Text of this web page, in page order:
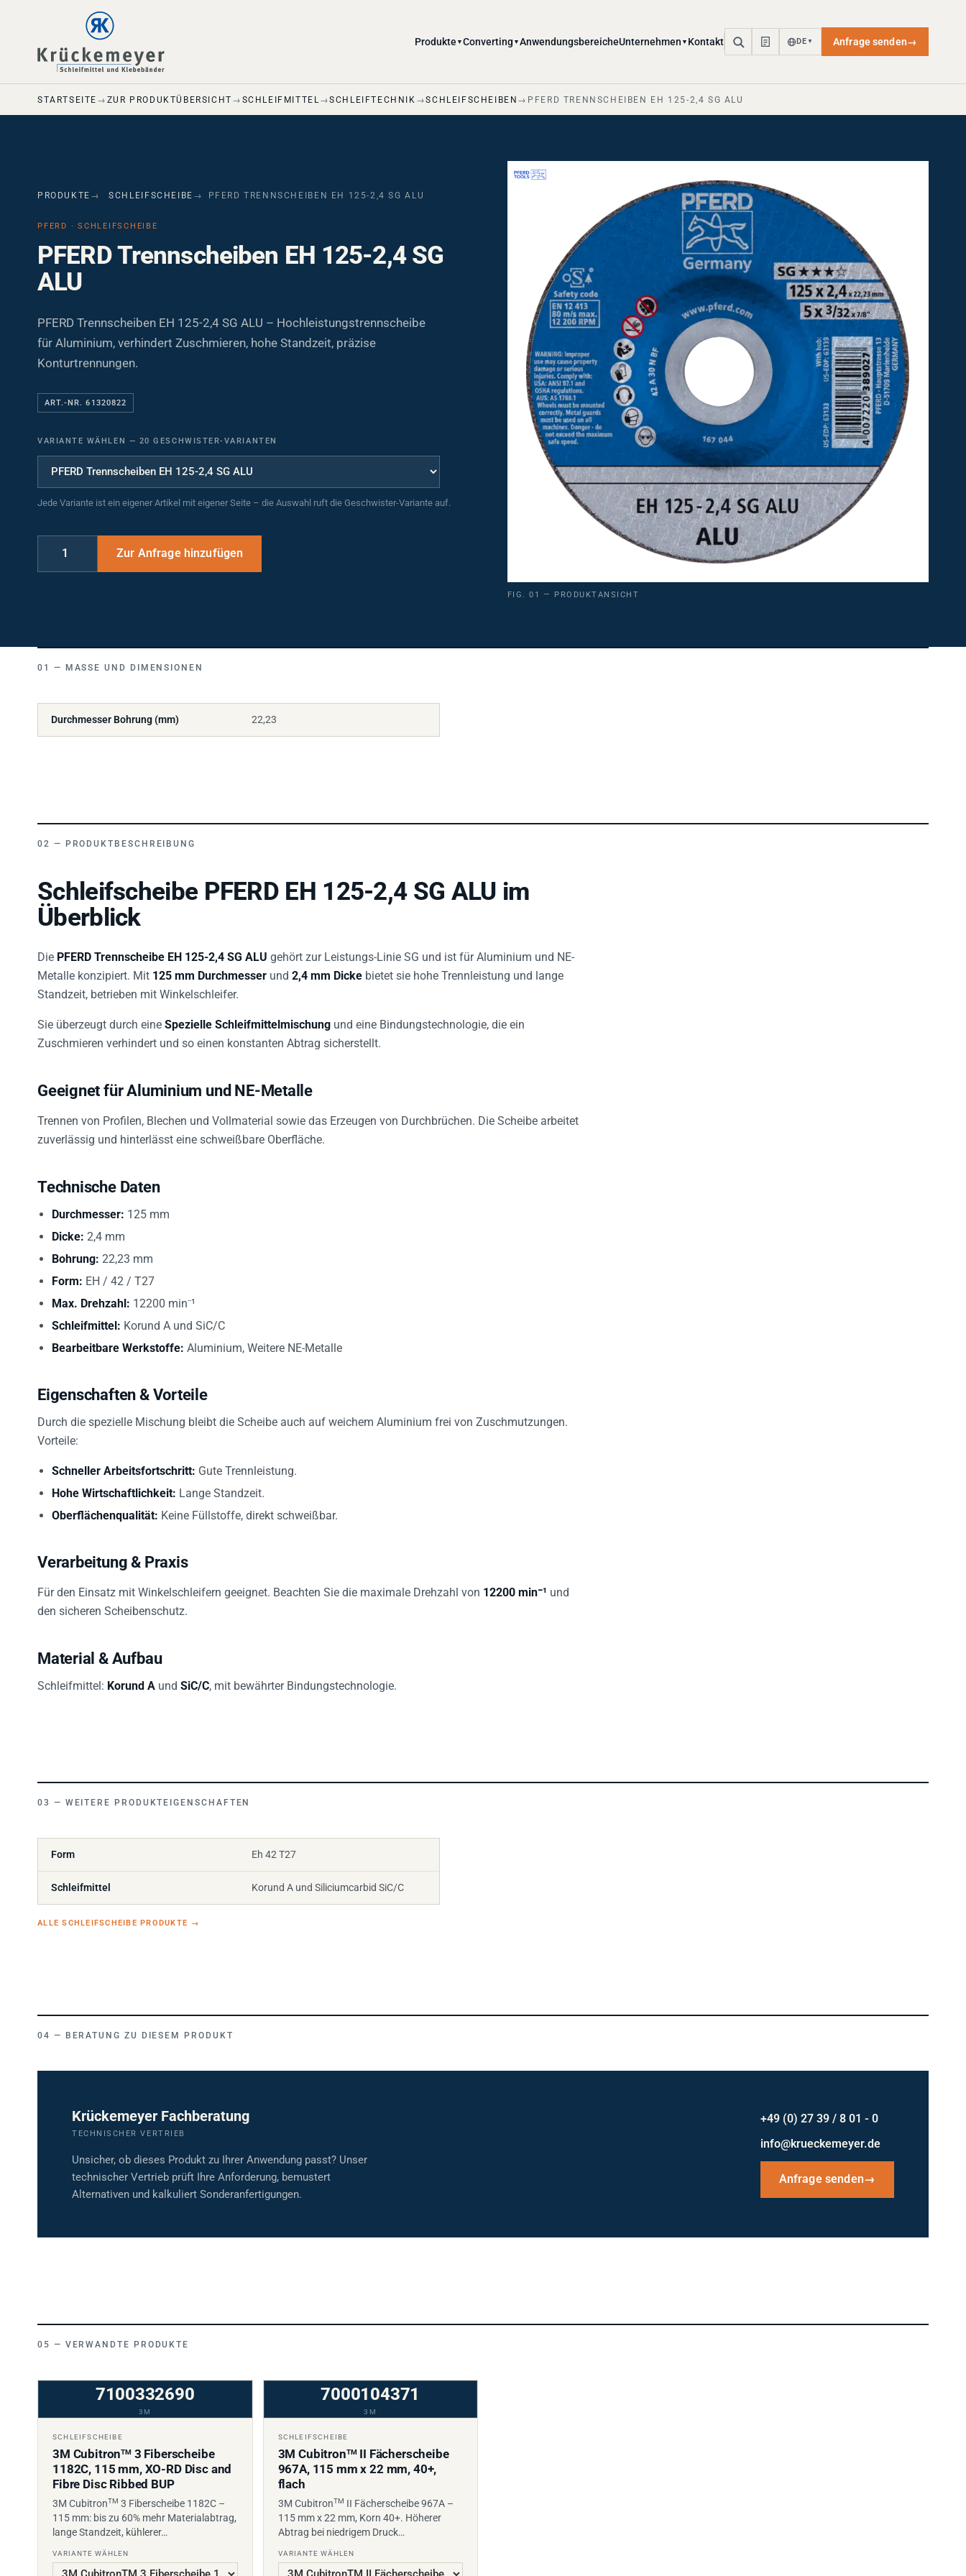
Skip to main navigation
Skip to main content
Skip to page footer
Produkte ▼Converting ▼ AnwendungsbereicheUnternehmen ▼ Kontakt DE ▼ Anfrage senden→
STARTSEITE ZUR PRODUKTÜBERSICHT SCHLEIFMITTEL SCHLEIFTECHNIK SCHLEIFSCHEIBEN PFERD TRENNSCHEIBEN EH 125-2,4 SG ALU
PRODUKTE SCHLEIFSCHEIBE PFERD TRENNSCHEIBEN EH 125-2,4 SG ALU
PFERD · SCHLEIFSCHEIBE
PFERD Trennscheiben EH 125-2,4 SG
ALU
PFERD Trennscheiben EH 125-2,4 SG ALU – Hochleistungstrennscheibe
für Aluminium, verhindert Zuschmieren, hohe Standzeit, präzise
Konturtrennungen.
ART.-NR. 61320822
VARIANTE WÄHLEN — 20 GESCHWISTER-VARIANTEN
Jede Variante ist ein eigener Artikel mit eigener Seite – die Auswahl ruft die Geschwister-Variante auf.
FIG. 01 — PRODUKTANSICHT
MASSE UND DIMENSIONEN
Durchmesser Bohrung (mm) 22,23
PRODUKTBESCHREIBUNG
Schleifscheibe PFERD EH 125-2,4 SG ALU im
Überblick
Die PFERD Trennscheibe EH 125-2,4 SG ALU gehört zur Leistungs-Linie SG und ist für Aluminium und NE-
Metalle konzipiert. Mit 125 mm Durchmesser und 2,4 mm Dicke bietet sie hohe Trennleistung und lange
Standzeit, betrieben mit Winkelschleifer.
Sie überzeugt durch eine Spezielle Schleifmittelmischung und eine Bindungstechnologie, die ein
Zuschmieren verhindert und so einen konstanten Abtrag sicherstellt.
Geeignet für Aluminium und NE-Metalle
Trennen von Profilen, Blechen und Vollmaterial sowie das Erzeugen von Durchbrüchen. Die Scheibe arbeitet
zuverlässig und hinterlässt eine schweißbare Oberfläche.
Technische Daten
Durchmesser: 125 mm
Dicke: 2,4 mm
Bohrung: 22,23 mm
Form: EH / 42 / T27
Max. Drehzahl: 12200 min⁻¹
Schleifmittel: Korund A und SiC/C
Bearbeitbare Werkstoffe: Aluminium, Weitere NE-Metalle
Eigenschaften & Vorteile
Durch die spezielle Mischung bleibt die Scheibe auch auf weichem Aluminium frei von Zuschmutzungen.
Vorteile:
Schneller Arbeitsfortschritt: Gute Trennleistung.
Hohe Wirtschaftlichkeit: Lange Standzeit.
Oberflächenqualität: Keine Füllstoffe, direkt schweißbar.
Verarbeitung & Praxis
Für den Einsatz mit Winkelschleifern geeignet. Beachten Sie die maximale Drehzahl von 12200 min⁻¹ und
den sicheren Scheibenschutz.
Material & Aufbau
Schleifmittel: Korund A und SiC/C, mit bewährter Bindungstechnologie.
WEITERE PRODUKTEIGENSCHAFTEN
Form Eh 42 T27
Schleifmittel Korund A und Siliciumcarbid SiC/C
ALLE SCHLEIFSCHEIBE PRODUKTE →
BERATUNG ZU DIESEM PRODUKT
Krückemeyer Fachberatung
TECHNISCHER VERTRIEB
Unsicher, ob dieses Produkt zu Ihrer Anwendung passt? Unser
technischer Vertrieb prüft Ihre Anforderung, bemustert
Alternativen und kalkuliert Sonderanfertigungen.
+49 (0) 27 39 / 8 01 - 0
info@krueckemeyer.de
Anfrage senden→
VERWANDTE PRODUKTE
7100332690
3M
SCHLEIFSCHEIBE
3M CubitronTM3 Fiberscheibe
1182C, 115 mm, XO-RD Disc and
Fibre Disc Ribbed BUP
3M CubitronTM 3 Fiberscheibe 1182C –
115 mm: bis zu 60% mehr Materialabtrag,
lange Standzeit, kühlerer…
VARIANTE WÄHLEN
7000104371
3M
SCHLEIFSCHEIBE
3M CubitronTMII Fächerscheibe
967A, 115 mm x 22 mm, 40+,
flach
3M CubitronTM II Fächerscheibe 967A –
115 mm x 22 mm, Korn 40+. Höherer
Abtrag bei niedrigem Druck…
VARIANTE WÄHLEN